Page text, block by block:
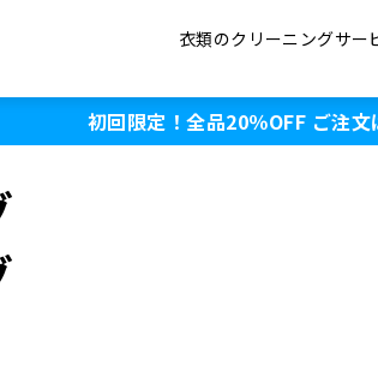
衣類のクリーニングサー
初回限定！全品20％OFF ご注文